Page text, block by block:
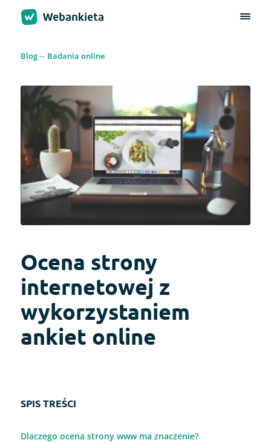
Blog Badania online
Ocena strony
internetowej z
wykorzystaniem
ankiet online
SPIS TREŚCI
Dlaczego ocena strony www ma znaczenie?